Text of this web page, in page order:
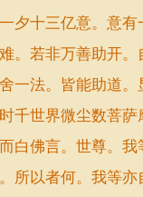
夕十三亿意。意
。若非万善助开
一法。皆能助道
千世界微尘数菩
白佛言。世尊。
所以者何。我等